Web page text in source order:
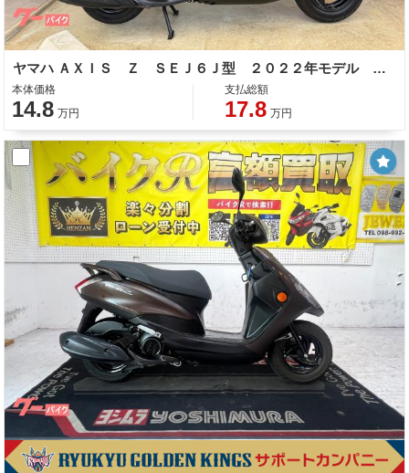
ヤマハ ＡＸＩＳ Ｚ ＳＥＪ６Ｊ型 ２０２２年モデル コンビニフック サイドスタンド センタースタンド スペアキー
本体価格
14.8 万円
支払総額
17.8 万円